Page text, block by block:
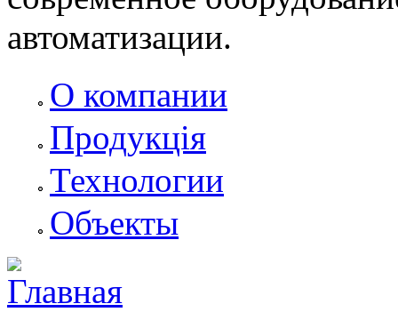
автоматизации.
О компании
Продукція
Технологии
Объекты